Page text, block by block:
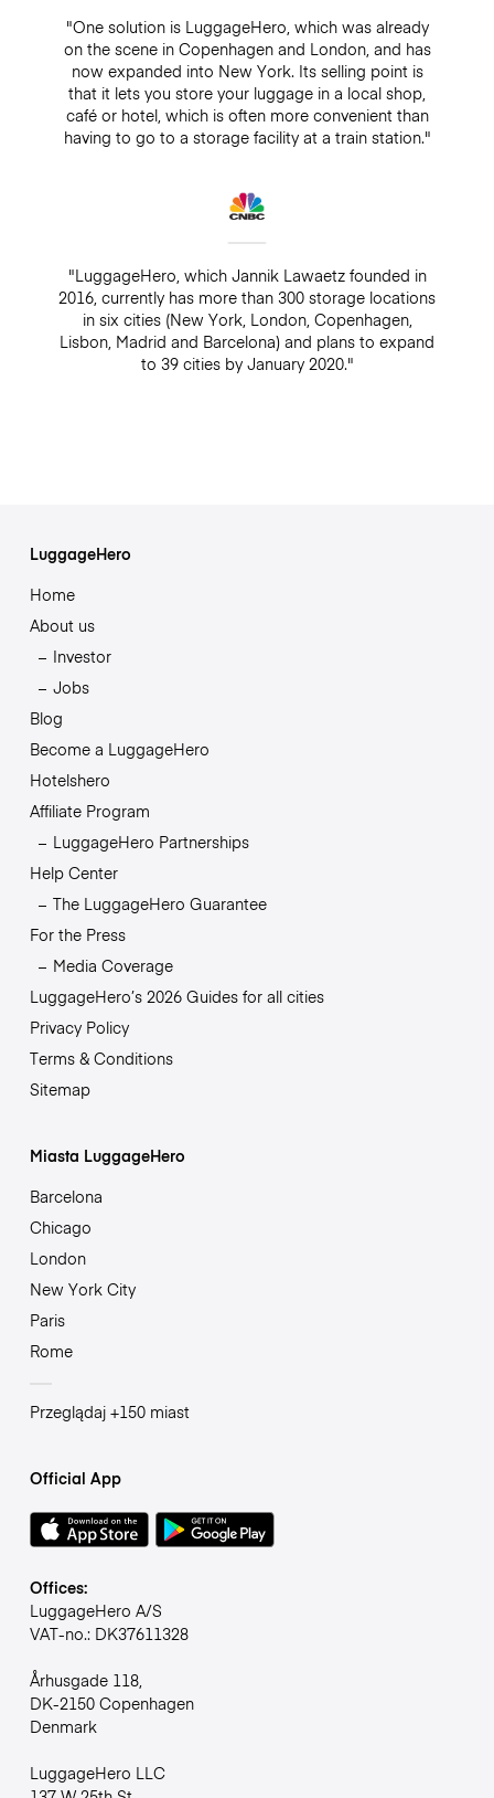
"One solution is LuggageHero, which was already
on the scene in Copenhagen and London, and has
now expanded into New York. Its selling point is
that it lets you store your luggage in a local shop,
café or hotel, which is often more convenient than
having to go to a storage facility at a train station."
"LuggageHero, which Jannik Lawaetz founded in
2016, currently has more than 300 storage locations
in six cities (New York, London, Copenhagen,
Lisbon, Madrid and Barcelona) and plans to expand
to 39 cities by January 2020."
LuggageHero
Home
About us
Investor
Jobs
Blog
Become a LuggageHero
Hotelshero
Affiliate Program
LuggageHero Partnerships
Help Center
The LuggageHero Guarantee
For the Press
Media Coverage
LuggageHero’s 2026 Guides for all cities
Privacy Policy
Terms & Conditions
Sitemap
Miasta LuggageHero
Barcelona
Chicago
London
New York City
Paris
Rome
Przeglądaj +150 miast
Official App
Offices:
LuggageHero A/S
VAT-no.: DK37611328
Århusgade 118,
DK-2150 Copenhagen
Denmark
LuggageHero LLC